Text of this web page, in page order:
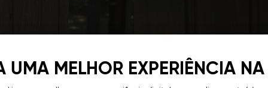
UMA MELHOR EXPERIÊNCIA